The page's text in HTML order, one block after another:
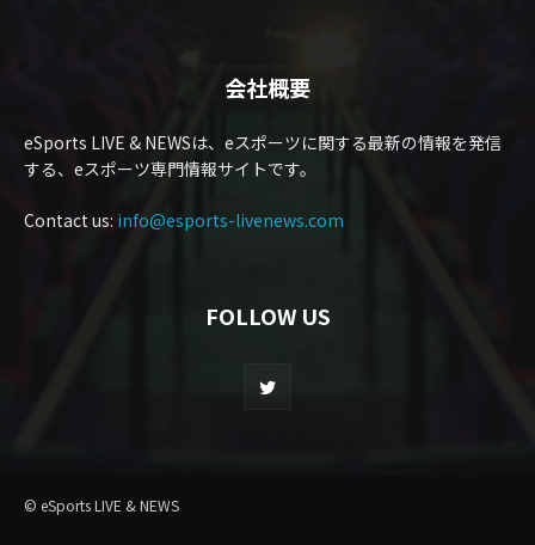
会社概要
eSports LIVE & NEWSは、eスポーツに関する最新の情報を発信
する、eスポーツ専門情報サイトです。
Contact us: info@esports-livenews.com
FOLLOW US
© eSports LIVE & NEWS